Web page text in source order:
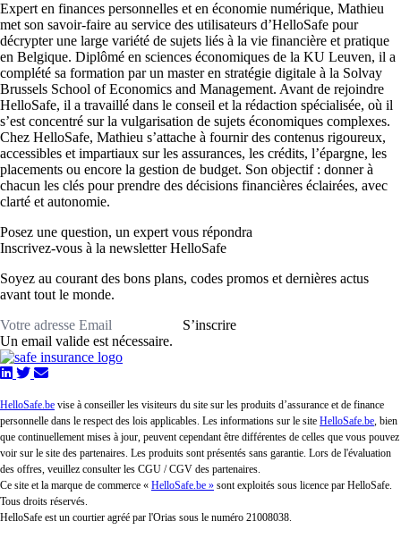
Expert en finances personnelles et en économie numérique, Mathieu
met son savoir-faire au service des utilisateurs d’HelloSafe pour
décrypter une large variété de sujets liés à la vie financière et pratique
en Belgique. Diplômé en sciences économiques de la KU Leuven, il a
complété sa formation par un master en stratégie digitale à la Solvay
Brussels School of Economics and Management. Avant de rejoindre
HelloSafe, il a travaillé dans le conseil et la rédaction spécialisée, où il
s’est concentré sur la vulgarisation de sujets économiques complexes.
Chez HelloSafe, Mathieu s’attache à fournir des contenus rigoureux,
accessibles et impartiaux sur les assurances, les crédits, l’épargne, les
placements ou encore la gestion de budget. Son objectif : donner à
chacun les clés pour prendre des décisions financières éclairées, avec
clarté et autonomie.
Posez une question, un expert vous répondra
Inscrivez-vous à la newsletter HelloSafe
Soyez au courant des bons plans, codes promos et dernières actus
avant tout le monde.
S’inscrire
Un email valide est nécessaire.
HelloSafe.be vise à conseiller les visiteurs du site sur les produits d’assurance et de finance
personnelle dans le respect des lois applicables. Les informations sur le site HelloSafe.be, bien
que continuellement mises à jour, peuvent cependant être différentes de celles que vous pouvez
voir sur le site des partenaires. Les produits sont présentés sans garantie. Lors de l'évaluation
des offres, veuillez consulter les CGU / CGV des partenaires.
Ce site et la marque de commerce « HelloSafe.be » sont exploités sous licence par HelloSafe.
Tous droits réservés.
HelloSafe est un courtier agréé par l'Orias sous le numéro 21008038.